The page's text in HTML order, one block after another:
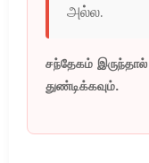
அல்ல.
சந்தேகம்
துண்டிக்கவும்.